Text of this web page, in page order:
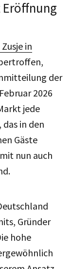
Eröffnung
in
der
2026
jede
in den
Gäste
nun auch
Gründer
hohe